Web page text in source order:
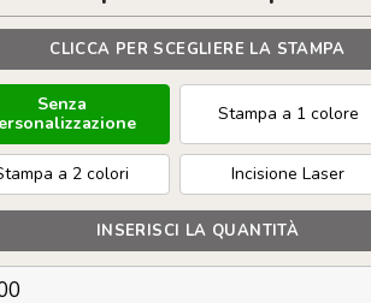
CLICCA PER SCEGLIERE LA STAMPA
Senza
Stampa a 1 colore
a 2 colori Incisione Laser
INSERISCI LA QUANTITÀ